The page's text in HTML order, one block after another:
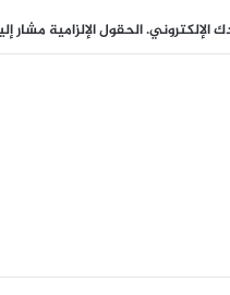
الإلكتروني.الحقول الإلزامية مشار